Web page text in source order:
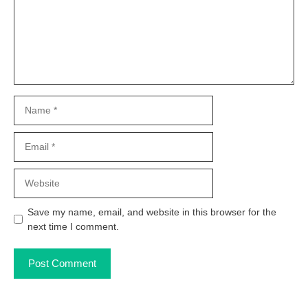
Save my name, email, and website in this browser for the
next time I comment.